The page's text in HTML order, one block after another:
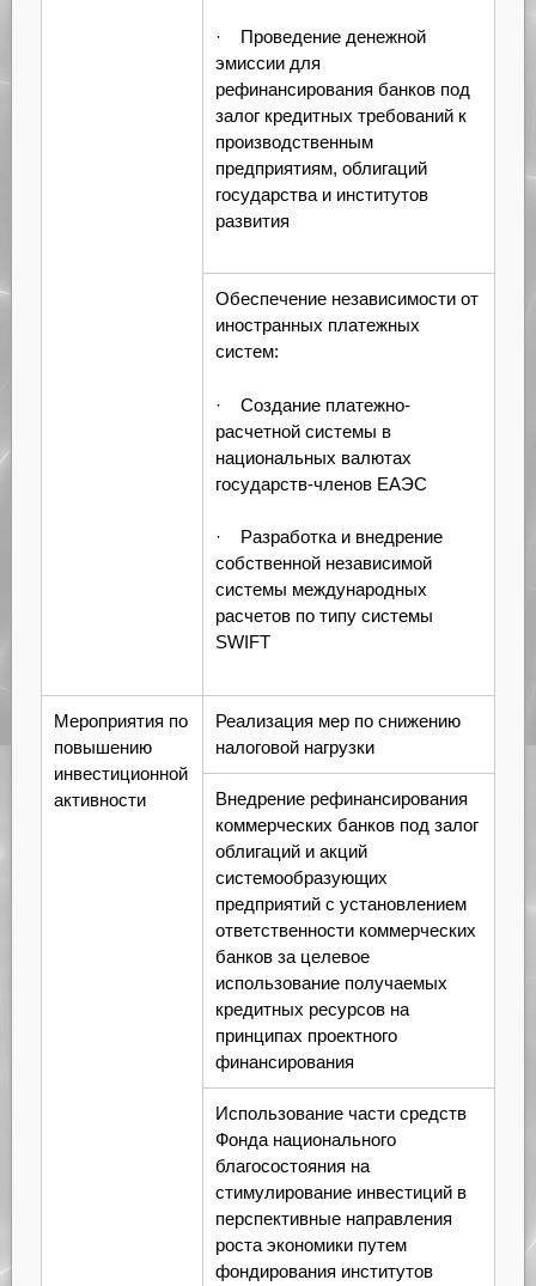
· Проведение денежной
эмиссии для
рефинансирования банков под
залог кредитных требований к
производственным
предприятиям, облигаций
государства и институтов
развития
Обеспечение независимости от
иностранных платежных
систем:
· Создание платежно-
расчетной системы в
национальных валютах
государств-членов ЕАЭС
· Разработка и внедрение
собственной независимой
системы международных
расчетов по типу системы
SWIFT
Мероприятия по
повышению
инвестиционной
активности
Реализация мер по снижению
налоговой нагрузки
Внедрение рефинансирования
коммерческих банков под залог
облигаций и акций
системообразующих
предприятий с установлением
ответственности коммерческих
банков за целевое
использование получаемых
кредитных ресурсов на
принципах проектного
финансирования
Использование части средств
Фонда национального
благосостояния на
стимулирование инвестиций в
перспективные направления
роста экономики путем
фондирования институтов